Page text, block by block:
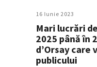
16 Iunie 2023
Mari lucrări
2025 până în
d’Orsay care
publicului